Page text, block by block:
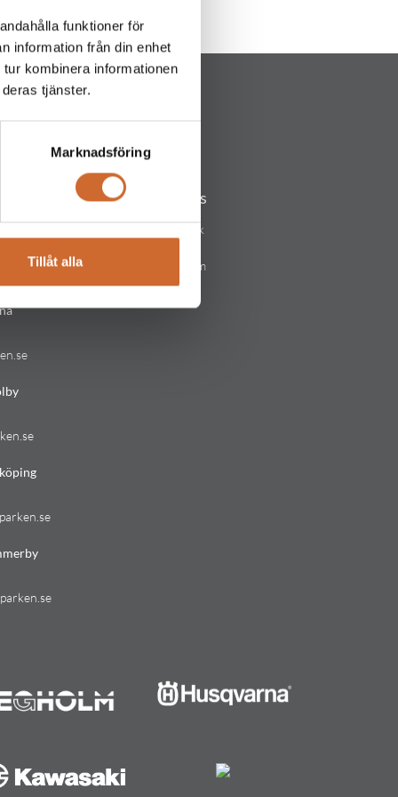
funktioner för
information från din enhet
kombinera informationen
tjänster.
Marknadsföring
Tillåt alla
Följ oss
Facebook
Instagram